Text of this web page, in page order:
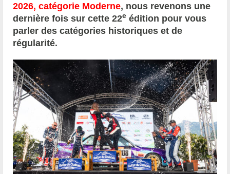
2026, catégorie Moderne, nous revenons une
dernière fois sur cette 22e édition pour vous
parler des catégories historiques et de
régularité.